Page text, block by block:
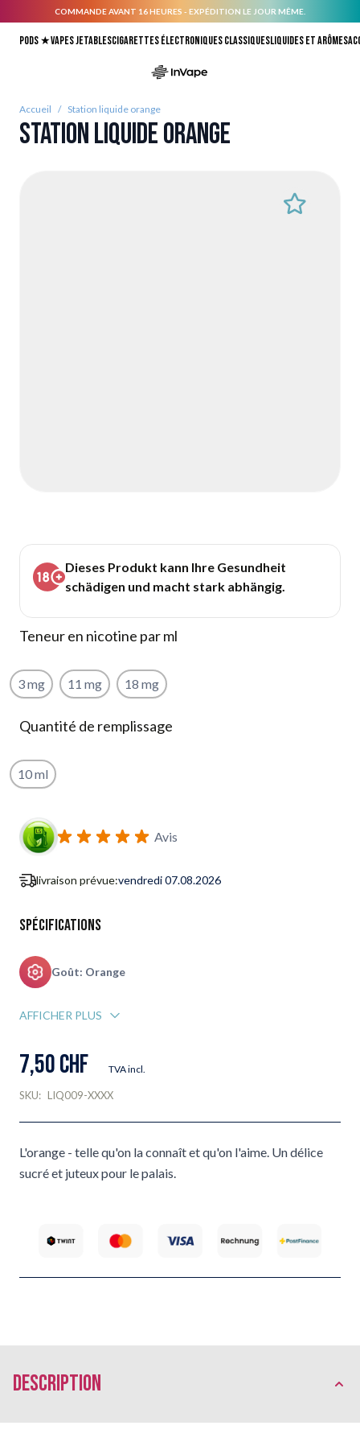
COMMANDE AVANT 16 HEURES - EXPÉDITION LE JOUR MÊME.
Pods ★Vapes jetablesCigarettes électroniques classiquesLiquides et arômes
Accueil / Station liquide orange
Station liquide orange
Dieses Produkt kann Ihre Gesundheit
schädigen und macht stark abhängig.
Teneur en nicotine par ml
3 mg 11 mg 18 mg
Quantité de remplissage
10 ml
S'abonner au formulaire de notification de retour en stock
Avis
livraison prévue:vendredi 07.08.2026
Spécifications
Goût: Orange
AFFICHER PLUS
7,50 CHF TVA incl.
SKU: LIQ009-XXXX
L'orange - telle qu'on la connaît et qu'on l'aime. Un délice
sucré et juteux pour le palais.
Description